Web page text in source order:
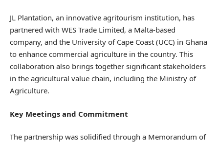
JL Plantation, an innovative agritourism institution, has
partnered with WES Trade Limited, a Malta-based
company, and the University of Cape Coast (UCC) in Ghana
to enhance commercial agriculture in the country. This
collaboration also brings together significant stakeholders
in the agricultural value chain, including the Ministry of
Agriculture.
Key Meetings and Commitment
The partnership was solidified through a Memorandum of